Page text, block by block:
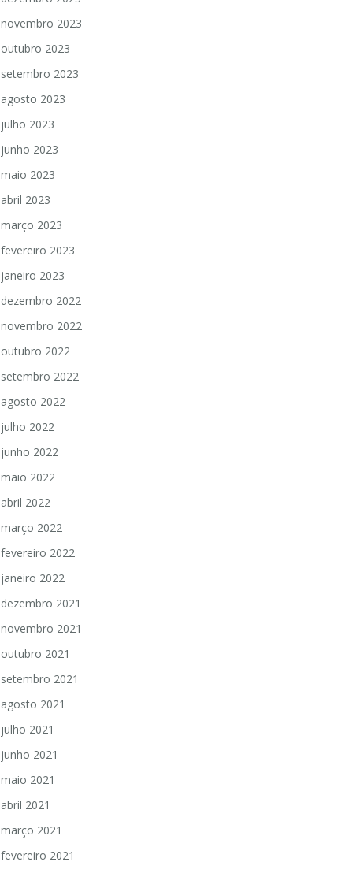
novembro 2023
outubro 2023
setembro 2023
agosto 2023
julho 2023
junho 2023
maio 2023
abril 2023
março 2023
fevereiro 2023
janeiro 2023
dezembro 2022
novembro 2022
outubro 2022
setembro 2022
agosto 2022
julho 2022
junho 2022
maio 2022
abril 2022
março 2022
fevereiro 2022
janeiro 2022
dezembro 2021
novembro 2021
outubro 2021
setembro 2021
agosto 2021
julho 2021
junho 2021
maio 2021
abril 2021
março 2021
fevereiro 2021